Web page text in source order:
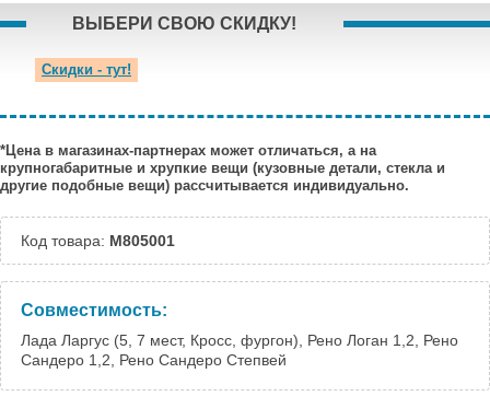
ВЫБЕРИ СВОЮ СКИДКУ!
Скидки - тут!
*Цена в магазинах-партнерах может отличаться, а на
крупногабаритные и хрупкие вещи (кузовные детали, стекла и
другие подобные вещи) рассчитывается индивидуально.
Код товара: M805001
Совместимость:
Лада Ларгус (5, 7 мест, Кросс, фургон), Рено Логан 1,2, Рено
Сандеро 1,2, Рено Сандеро Степвей